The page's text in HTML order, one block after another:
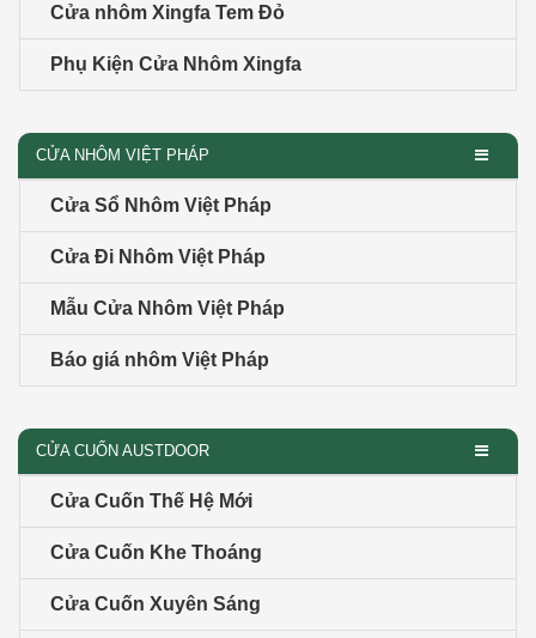
Cửa nhôm Xingfa Tem Đỏ
Phụ Kiện Cửa Nhôm Xingfa
CỬA NHÔM VIỆT PHÁP
Cửa Sổ Nhôm Việt Pháp
Cửa Đi Nhôm Việt Pháp
Mẫu Cửa Nhôm Việt Pháp
Báo giá nhôm Việt Pháp
CỬA CUỐN AUSTDOOR
Cửa Cuốn Thế Hệ Mới
Cửa Cuốn Khe Thoáng
Cửa Cuốn Xuyên Sáng